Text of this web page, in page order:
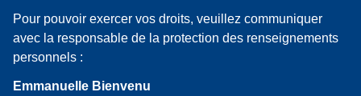
Pour pouvoir exercer vos droits, veuillez communiquer
avec la responsable de la protection des renseignements
personnels :
Emmanuelle Bienvenu